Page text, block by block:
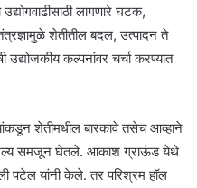
उद्योगवाढीसाठी लागणारे घटक,
शेतीतील बदल, उत्पादन ते
कल्पनांवर चर्चा करण्यात
शेतीमधील बारकावे तसेच आव्हाने
समजून घेतले. आकाश ग्राऊंड येथे
पटेल यांनी केले. तर परिश्रम हॉल